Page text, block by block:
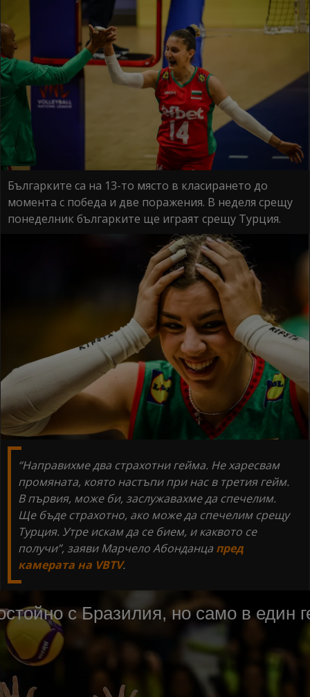
Българките са на 13-то място в класирането до
момента с победа и две поражения. В неделя срещу
понеделник българките ще играят срещу Турция.
“Направихме два страхотни гейма. Не харесвам
промяната, която настъпи при нас в третия гейм.
В първия, може би, заслужавахме да спечелим.
Ще бъде страхотно, ако може да спечелим срещу
Турция. Утре искам да се бием, и каквото се
получи”, заяви Марчело Абонданца пред
камерата на VBTV.